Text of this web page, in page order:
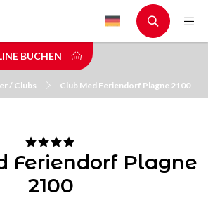
BUCHEN
/ Clubs Club Med Feriendorf Plagne 2100
Feriendorf Plagne
2100